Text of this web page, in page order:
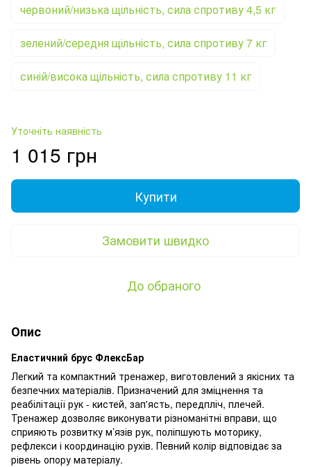
червоний/низька щільність, сила спротиву 4,5 кг
зелений/середня щільність, сила спротиву 7 кг
синій/висока щільність, сила спротиву 11 кг
Уточніть наявність
1 015 грн
Купити
Замовити швидко
До обраного
Опис
Еластичний брус ФлексБар
Легкий та компактний тренажер, виготовлений з якісних та
безпечних матеріалів. Призначений для зміцнення та
реабілітації рук - кистей, зап'ясть, передпліч, плечей.
Тренажер дозволяє виконувати різноманітні вправи, що
сприяють розвитку м’язів рук, поліпшують моторику,
рефлекси і координацію рухів. Певний колір відповідає за
рівень опору матеріалу.